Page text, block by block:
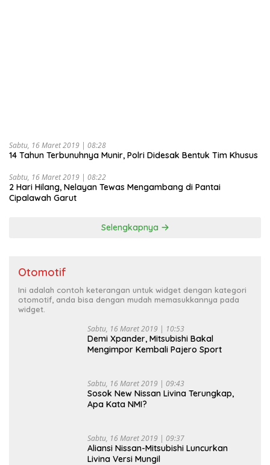
Sabtu, 16 Maret 2019 | 08:28
14 Tahun Terbunuhnya Munir, Polri Didesak Bentuk Tim Khusus
Sabtu, 16 Maret 2019 | 08:22
2 Hari Hilang, Nelayan Tewas Mengambang di Pantai
Cipalawah Garut
Selengkapnya
Otomotif
Ini adalah contoh keterangan untuk widget dengan kategori
otomotif, anda bisa dengan mudah memasukkannya pada
widget.
Sabtu, 16 Maret 2019 | 10:53
Demi Xpander, Mitsubishi Bakal
Mengimpor Kembali Pajero Sport
Sabtu, 16 Maret 2019 | 09:43
Sosok New Nissan Livina Terungkap,
Apa Kata NMI?
Sabtu, 16 Maret 2019 | 09:37
Aliansi Nissan-Mitsubishi Luncurkan
Livina Versi Mungil